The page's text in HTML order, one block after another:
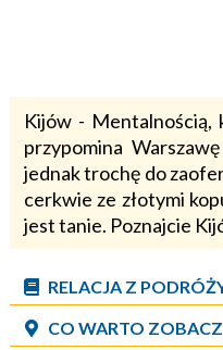
Kijów - Mentalnością,
przypomina
jednak trochę do
cerkwie ze złotymi
jest tanie. Poznajcie
RELACJA Z
CO WARTO